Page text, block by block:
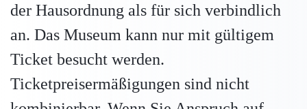
der Hausordnung als für sich verbindlich
an. Das Museum kann nur mit gültigem
Ticket besucht werden.
Ticketpreisermäßigungen sind nicht